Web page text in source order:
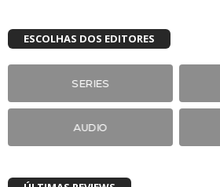
ESCOLHAS DOS EDITORES
SERIES
AUDIO